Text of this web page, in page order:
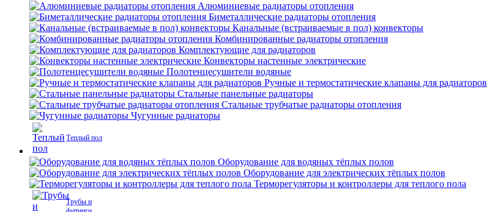
Алюминиевые радиаторы отопления
Биметаллические радиаторы отопления
Канальные (встраиваемые в пол) конвекторы
Комбинированные радиаторы отопления
Комплектующие для радиаторов
Конвекторы настенные электрические
Полотенцесушители водяные
Ручные и термостатические клапаны для радиаторов
Стальные панельные радиаторы
Стальные трубчатые радиаторы отопления
Чугунные радиаторы
Теплый пол
Оборудование для водяных тёплых полов
Оборудование для электрических тёплых полов
Терморегуляторы и контроллеры для теплого пола
Трубы и